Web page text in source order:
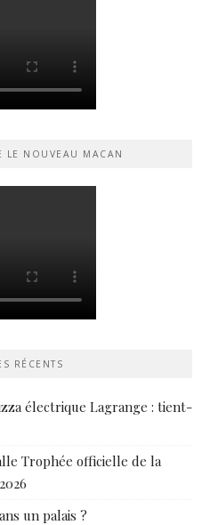
LE NOUVEAU MACAN
RÉCENTS
électrique Lagrange : tient-
Trophée officielle de la
un palais ?